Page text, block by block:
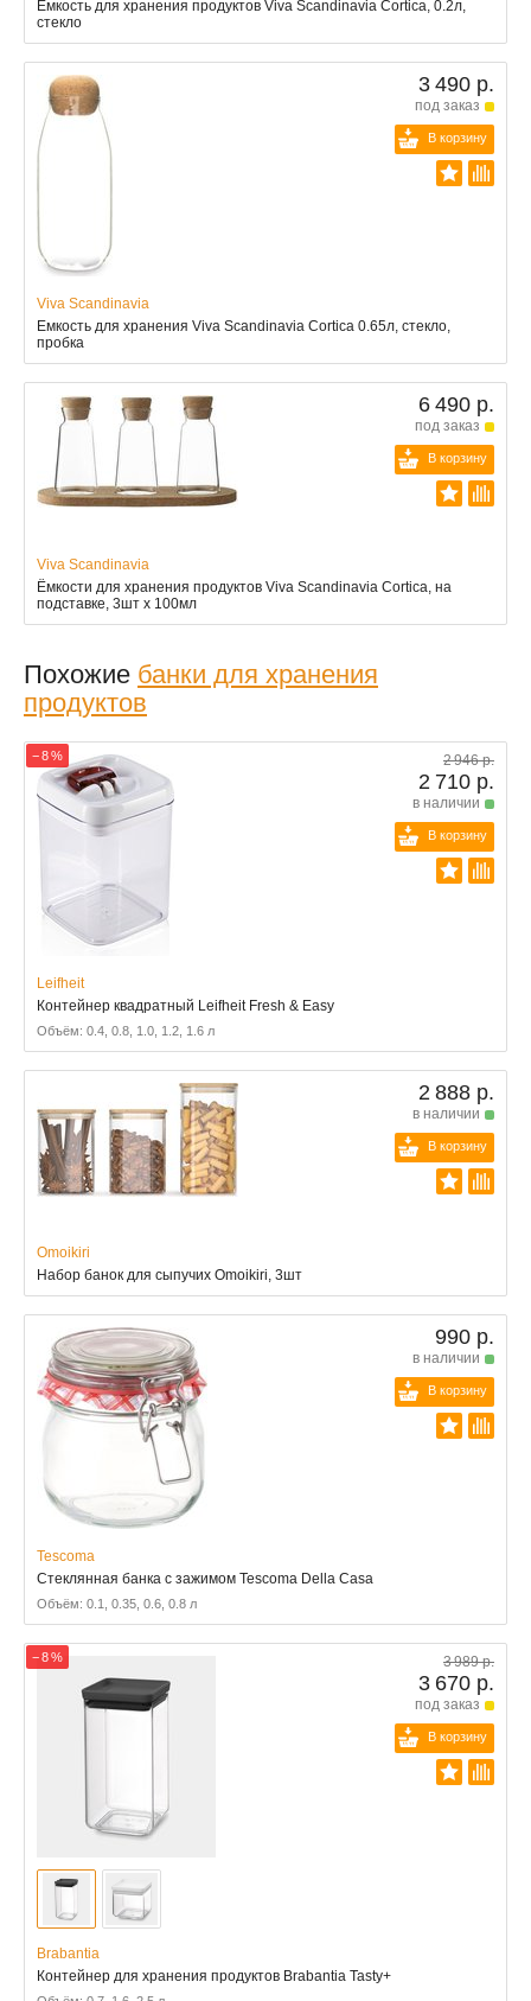
Ёмкость для хранения продуктов Viva Scandinavia Cortica, 0.2л,
стекло
3 490 р.
под заказ
В корзину
Viva Scandinavia
Емкость для хранения Viva Scandinavia Cortica 0.65л, стекло,
пробка
6 490 р.
под заказ
В корзину
Viva Scandinavia
Ёмкости для хранения продуктов Viva Scandinavia Cortica, на
подставке, 3шт x 100мл
Похожие банки для хранения
продуктов
− 8 % 2 946 р.
2 710 р.
в наличии
В корзину
Leifheit
Контейнер квадратный Leifheit Fresh & Easy
Объём: 0.4, 0.8, 1.0, 1.2, 1.6 л
2 888 р.
в наличии
В корзину
Omoikiri
Набор банок для сыпучих Omoikiri, 3шт
990 р.
в наличии
В корзину
Tescoma
Стеклянная банка с зажимом Tescoma Della Casa
Объём: 0.1, 0.35, 0.6, 0.8 л
− 8 % 3 989 р.
3 670 р.
под заказ
В корзину
Brabantia
Контейнер для хранения продуктов Brabantia Tasty+